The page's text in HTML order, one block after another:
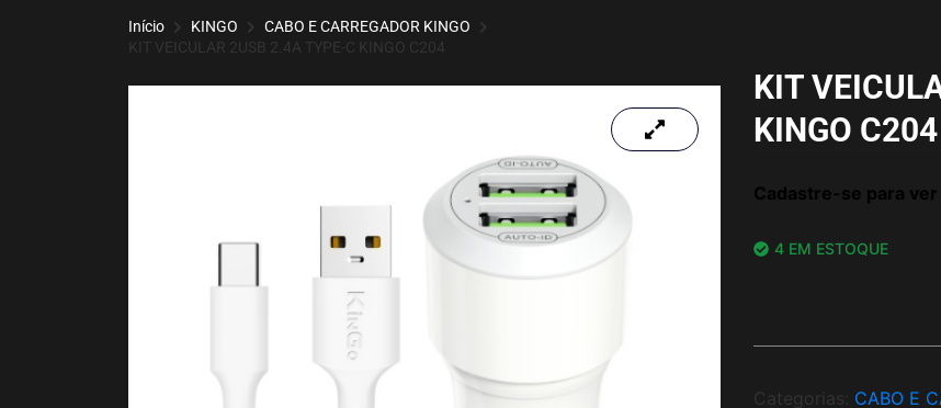
Início KINGO
CABO E CARREGADOR KINGO
KIT VEICULAR 2USB 2.4A TYPE-C KINGO C204
KIT
KINGO C204
Cadastre-se para
4 EM ESTOQUE
Categorias: CABO E